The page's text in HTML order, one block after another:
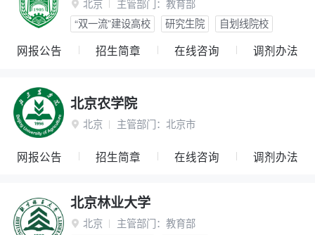
 北京 主管部门： 教育部
“双一流”建设高校
研究生院 自划线院校
网报公告 招生简章 在线咨询 调剂办法
北京农学院
 北京 主管部门： 北京市
网报公告 招生简章 在线咨询 调剂办法
北京林业大学
 北京 主管部门： 教育部